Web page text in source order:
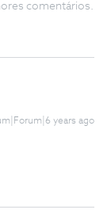
comentários.
years ago